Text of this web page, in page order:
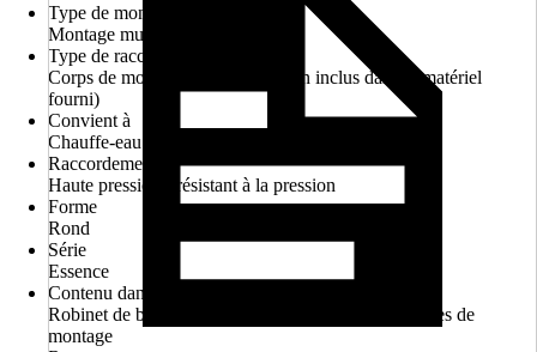
Type de montage
Montage mural encastré
Type de raccordement
Corps de montage à encastrer (non inclus dans le matériel
fourni)
Convient à
Chauffe-eau sous pression, Chauffe-eau instantané
Raccordement
Haute pression - résistant à la pression
Forme
Rond
Série
Essence
Contenu dans le matériel fourni d'origine
Robinet de baignoire, Matériel de fixation, Consignes de
montage